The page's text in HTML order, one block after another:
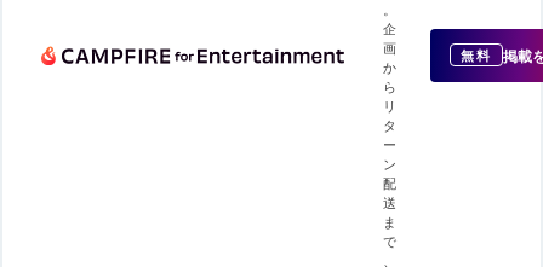
企
画
か
ら
リ
タ
ー
ン
配
送
ま
で
無料 掲載